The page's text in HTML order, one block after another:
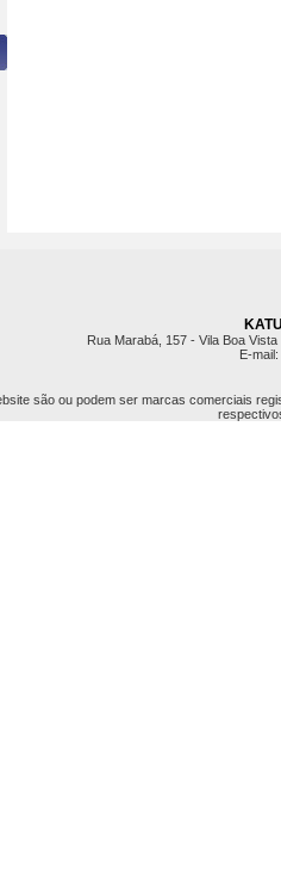
Rua Marabá, 157 - Vila Boa
E-mail:
são ou podem ser marcas comerciais